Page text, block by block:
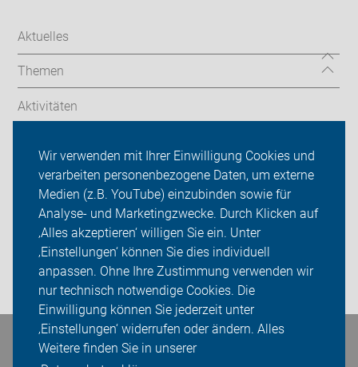
Wir verwenden mit Ihrer Einwilligung Cookies und
verarbeiten personenbezogene Daten, um externe
Medien (z.B. YouTube) einzubinden sowie für
Analyse- und Marketingzwecke. Durch Klicken auf
‚Alles akzeptieren‘ willigen Sie ein. Unter
‚Einstellungen‘ können Sie dies individuell
anpassen. Ohne Ihre Zustimmung verwenden wir
nur technisch notwendige Cookies. Die
Einwilligung können Sie jederzeit unter
‚Einstellungen‘ widerrufen oder ändern. Alles
Weitere finden Sie in unserer
Aktuelles
Themen
Aktivitäten
ADFC Göppingen
Sei dabei
Presse
Login
Bleiben Sie in Kontakt